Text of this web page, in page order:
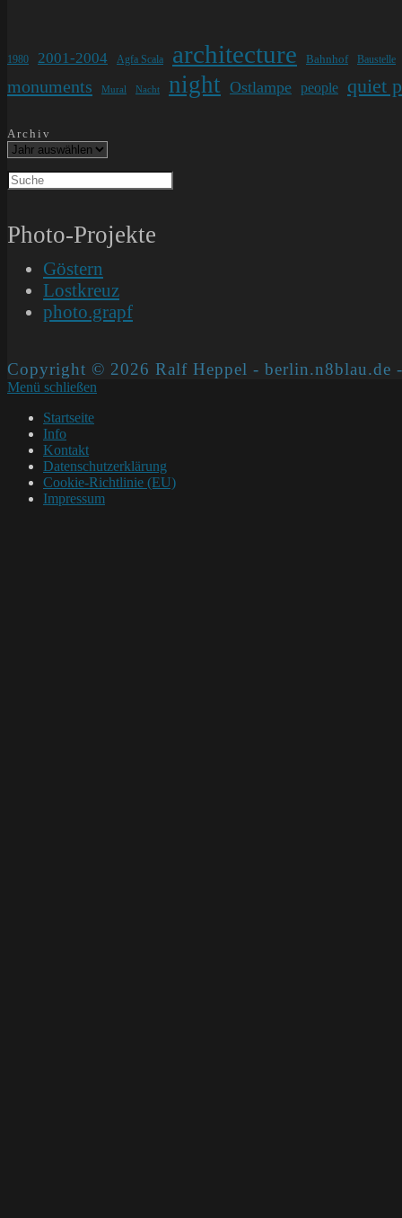
1980 2001-2004 Agfa Scala architecture Bahnhof Baustelle
monuments Mural Nacht night Ostlampe people quiet
Archiv
Photo-Projekte
Göstern
Lostkreuz
photo.grapf
Copyright © 2026 Ralf Heppel - berlin.n8blau.de
Menü schließen
Startseite
Info
Kontakt
Datenschutzerklärung
Cookie-Richtlinie (EU)
Impressum